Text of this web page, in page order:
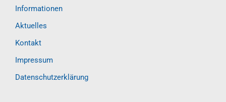
Informationen
Aktuelles
Kontakt
Impressum
Datenschutzerklärung